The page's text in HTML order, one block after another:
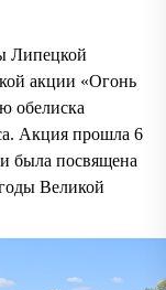
Липецкой
акции «Огонь
обелиска
Акция прошла 6
была посвящена
Великой